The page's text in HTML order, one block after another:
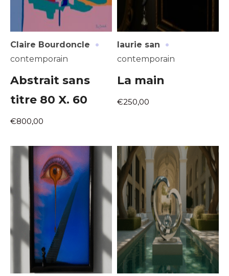
Claire Bourdoncle ·
contemporain
Abstrait sans
titre 80 X. 60
€800,00
laurie san ·
contemporain
La main
€250,00